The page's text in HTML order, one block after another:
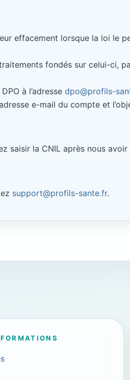
effacement lorsque la loi le
fondés sur celui-ci,
à l’adressedpo@profils-
e-mail du compte et
saisir la CNIL après nous
support@profils-sante.fr.